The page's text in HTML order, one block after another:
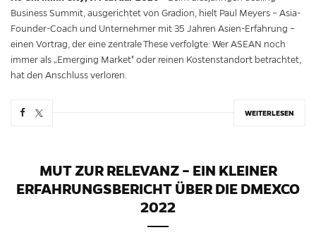
Business Summit, ausgerichtet von Gradion, hielt Paul Meyers – Asia-
Founder-Coach und Unternehmer mit 35 Jahren Asien-Erfahrung –
einen Vortrag, der eine zentrale These verfolgte: Wer ASEAN noch
immer als „Emerging Market" oder reinen Kostenstandort betrachtet,
hat den Anschluss verloren.
WEITERLESEN
MUT ZUR RELEVANZ – EIN KLEINER
ERFAHRUNGSBERICHT ÜBER DIE DMEXCO
2022